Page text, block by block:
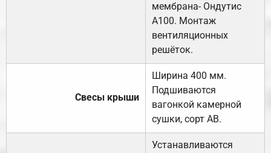
мембрана- Ондутис
А100. Монтаж
вентиляционных
решёток.
Свесы крыши
Ширина 400 мм.
Подшиваются
вагонкой камерной
сушки, сорт АВ.
Устанавливаются